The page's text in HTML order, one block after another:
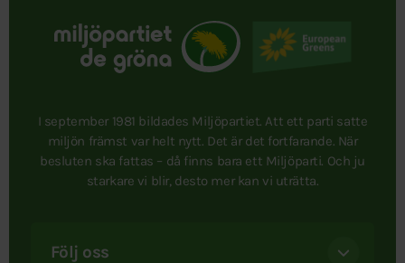
I september 1981 bildades Miljöpartiet. Att ett parti satte
miljön främst var helt nytt. Det är det fortfarande. När
besluten ska fattas – då finns bara ett Miljöparti. Och ju
starkare vi blir, desto mer kan vi uträtta.
Följ oss